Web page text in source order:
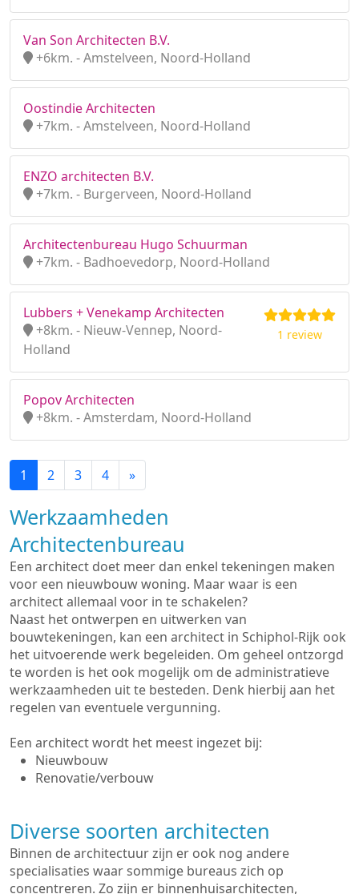
Van Son Architecten B.V.
+6km. - Amstelveen, Noord-Holland
Oostindie Architecten
+7km. - Amstelveen, Noord-Holland
ENZO architecten B.V.
+7km. - Burgerveen, Noord-Holland
Architectenbureau Hugo Schuurman
+7km. - Badhoevedorp, Noord-Holland
Lubbers + Venekamp Architecten
+8km. - Nieuw-Vennep, Noord-
Holland
1 review
Popov Architecten
+8km. - Amsterdam, Noord-Holland
1 2 3 4 »
Werkzaamheden
Architectenbureau
Een architect doet meer dan enkel tekeningen maken
voor een nieuwbouw woning. Maar waar is een
architect allemaal voor in te schakelen?
Naast het ontwerpen en uitwerken van
bouwtekeningen, kan een architect in Schiphol-Rijk ook
het uitvoerende werk begeleiden. Om geheel ontzorgd
te worden is het ook mogelijk om de administratieve
werkzaamheden uit te besteden. Denk hierbij aan het
regelen van eventuele vergunning.
Een architect wordt het meest ingezet bij:
Nieuwbouw
Renovatie/verbouw
Diverse soorten architecten
Binnen de architectuur zijn er ook nog andere
specialisaties waar sommige bureaus zich op
concentreren. Zo zijn er binnenhuisarchitecten,